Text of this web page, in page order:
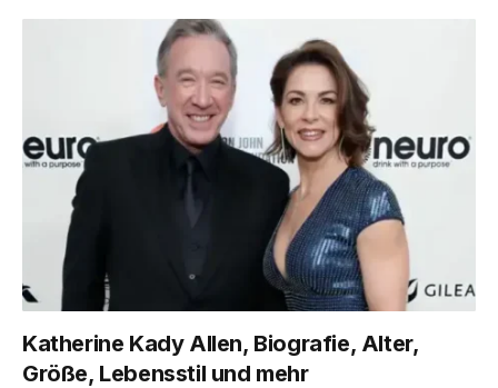
Katherine Kady Allen, Biografie, Alter,
Größe, Lebensstil und mehr